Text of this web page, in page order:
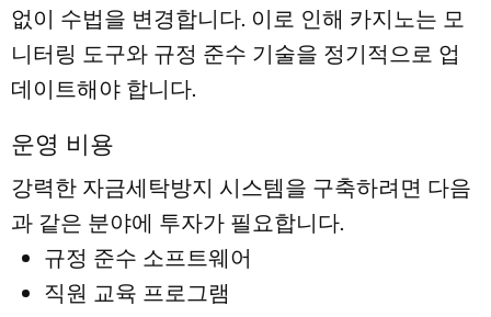
없이 수법을 변경합니다. 이로 인해 카지노는 모
니터링 도구와 규정 준수 기술을 정기적으로 업
데이트해야 합니다.
운영 비용
강력한 자금세탁방지 시스템을 구축하려면 다음
과 같은 분야에 투자가 필요합니다.
규정 준수 소프트웨어
직원 교육 프로그램